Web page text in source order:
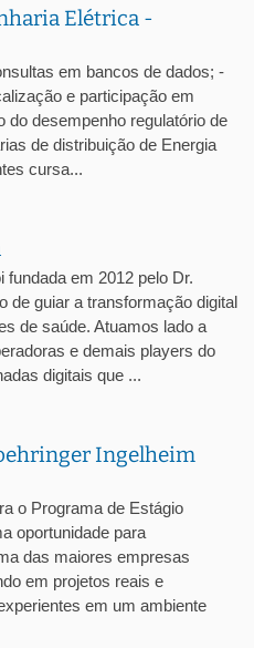
Elétrica -
em bancos de dados; -
e participação em
do desempenho regulatório de
de distribuição de Energia
cursa...
em 2012 pelo Dr.
de guiar a transformação digital
de saúde. Atuamos lado a
e demais players do
digitais que ...
Ingelheim
o Programa de Estágio
oportunidade para
das maiores empresas
em projetos reais e
em um ambiente